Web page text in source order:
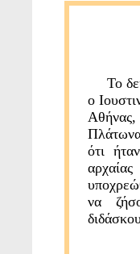
Το
ο
ότι
να